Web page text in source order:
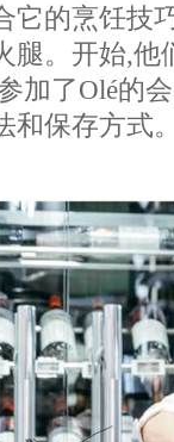
它的烹饪技
腿。开始,
加了Olé的
和保存方式